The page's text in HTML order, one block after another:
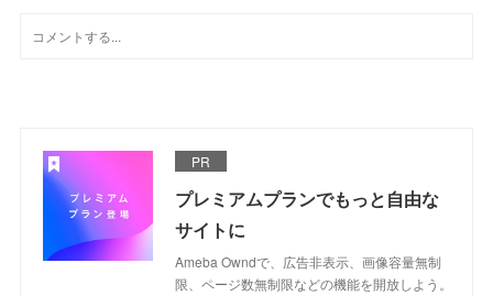
PR
プレミアムプランでもっと自由な
サイトに
Ameba Owndで、広告非表示、画像容量無制
限、ページ数無制限などの機能を開放しよう。